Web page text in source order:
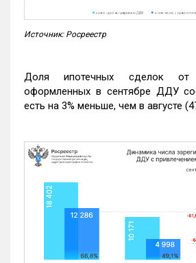
Источник: Росреестр
Доля ипотечных сделок
оформленных в сентябре ДДУ
есть на 3% меньше, чем в августе